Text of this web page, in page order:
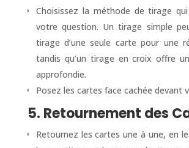
Choisissez la méthode de tirage
votre question. Un tirage simple
tirage d’une seule carte pour une
tandis qu’un tirage en croix offre
approfondie.
Posez les cartes face cachée devant
5. Retournement des
Retournez les cartes une à une, en